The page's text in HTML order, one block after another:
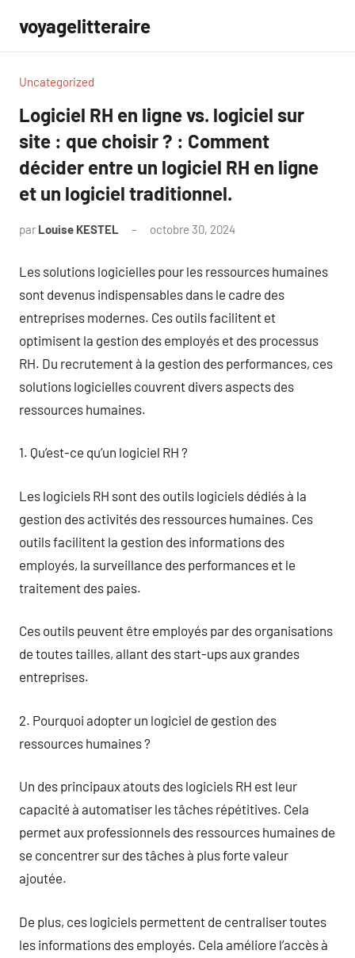
contenu
voyagelitteraire
Uncategorized
Logiciel RH en ligne vs. logiciel sur
site : que choisir ? : Comment
décider entre un logiciel RH en ligne
et un logiciel traditionnel.
par Louise KESTEL octobre 30, 2024
Les solutions logicielles pour les ressources humaines
sont devenus indispensables dans le cadre des
entreprises modernes. Ces outils facilitent et
optimisent la gestion des employés et des processus
RH. Du recrutement à la gestion des performances, ces
solutions logicielles couvrent divers aspects des
ressources humaines.
1. Qu’est-ce qu’un logiciel RH ?
Les logiciels RH sont des outils logiciels dédiés à la
gestion des activités des ressources humaines. Ces
outils facilitent la gestion des informations des
employés, la surveillance des performances et le
traitement des paies.
Ces outils peuvent être employés par des organisations
de toutes tailles, allant des start-ups aux grandes
entreprises.
2. Pourquoi adopter un logiciel de gestion des
ressources humaines ?
Un des principaux atouts des logiciels RH est leur
capacité à automatiser les tâches répétitives. Cela
permet aux professionnels des ressources humaines de
se concentrer sur des tâches à plus forte valeur
ajoutée.
De plus, ces logiciels permettent de centraliser toutes
les informations des employés. Cela améliore l’accès à